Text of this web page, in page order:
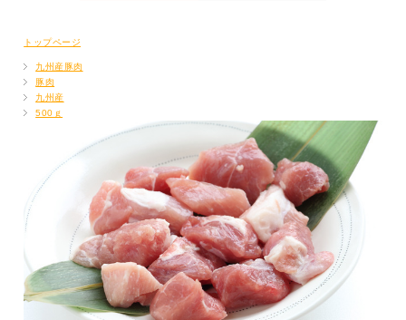
トップページ
九州産豚肉
豚肉
九州産
500ｇ